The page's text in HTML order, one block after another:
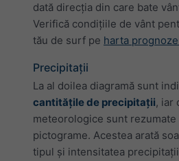
dată direcția din care bate
Verifică condițiile de vânt
tău de surf pe harta
Precipitații
La al doilea diagramă sunt
cantitățile de precipitații, iar
meteorologice sunt
pictograme. Acestea arată
tipul și intensitatea